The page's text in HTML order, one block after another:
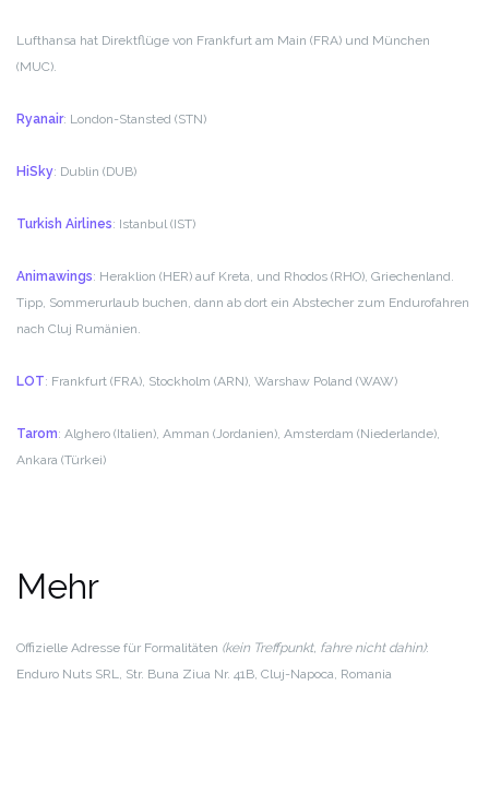
Lufthansa hat Direktflüge von Frankfurt am Main (FRA) und München
(MUC).
Ryanair: London-Stansted (STN)
HiSky: Dublin (DUB)
Turkish Airlines: Istanbul (IST)
Animawings: Heraklion (HER) auf Kreta, und Rhodos (RHO), Griechenland.
Tipp, Sommerurlaub buchen, dann ab dort ein Abstecher zum Endurofahren
nach Cluj Rumänien.
LOT: Frankfurt (FRA), Stockholm (ARN), Warshaw Poland (WAW)
Tarom: Alghero (Italien), Amman (Jordanien), Amsterdam (Niederlande),
Ankara (Türkei)
Mehr
Offizielle Adresse für Formalitäten (kein Treffpunkt, fahre nicht dahin):
Enduro Nuts SRL, Str. Buna Ziua Nr. 41B, Cluj-Napoca, Romania